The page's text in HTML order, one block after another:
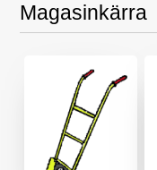
Magasinkärra